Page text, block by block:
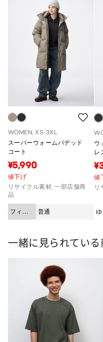
WOMEN, XS-3XL
スーパーウォームパデッド
コート
¥5,990
値下げ
リサイクル素材, 一部店舗商
品
フィッ
ト
普通
ウ
レ
値
リ
一緒に見られている